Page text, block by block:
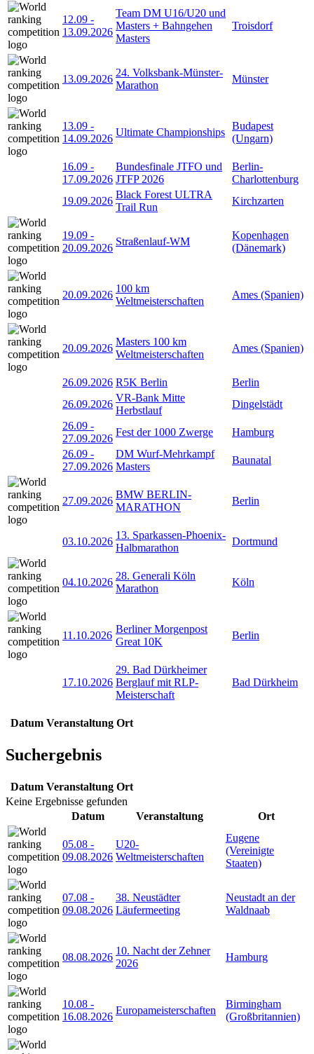
12.09 -
13.09.2026
Team DM U16/U20 und
Masters + Bahngehen
Masters
Troisdorf
13.09.2026
24. Volksbank-Münster-
Marathon
Münster
13.09 -
14.09.2026
Ultimate Championships
Budapest
(Ungarn)
16.09 -
17.09.2026
Bundesfinale JTFO und
JTFP 2026
Berlin-
Charlottenburg
19.09.2026
Black Forest ULTRA
Trail Run
Kirchzarten
19.09 -
20.09.2026
Straßenlauf-WM
Kopenhagen
(Dänemark)
20.09.2026
100 km
Weltmeisterschaften
Ames (Spanien)
20.09.2026
Masters 100 km
Weltmeisterschaften
Ames (Spanien)
26.09.2026 R5K Berlin
Berlin
26.09.2026
VR-Bank Mitte
Herbstlauf
Dingelstädt
26.09 -
27.09.2026
Fest der 1000 Zwerge
Hamburg
26.09 -
27.09.2026
DM Wurf-Mehrkampf
Masters
Baunatal
27.09.2026
BMW BERLIN-
MARATHON
Berlin
03.10.2026
13. Sparkassen-Phoenix-
Halbmarathon
Dortmund
04.10.2026
28. Generali Köln
Marathon
Köln
11.10.2026
Berliner Morgenpost
Great 10K
Berlin
17.10.2026
29. Bad Dürkheimer
Berglauf mit RLP-
Meisterschaft
Bad Dürkheim
Datum Veranstaltung Ort
Suchergebnis
Datum Veranstaltung Ort
Keine Ergebnisse gefunden
Datum
Veranstaltung Ort
05.08 -
09.08.2026
U20-
Weltmeisterschaften
Eugene
(Vereinigte
Staaten)
07.08 -
09.08.2026
38. Neustädter
Läufermeeting
Neustadt an der
Waldnaab
08.08.2026
10. Nacht der Zehner
2026
Hamburg
10.08 -
16.08.2026
Europameisterschaften
Birmingham
(Großbritannien)